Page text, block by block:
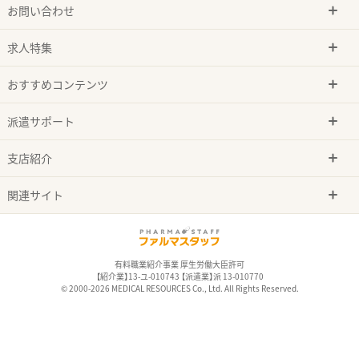
お問い合わせ
求人特集
おすすめコンテンツ
派遣サポート
支店紹介
関連サイト
有料職業紹介事業 厚生労働大臣許可
【紹介業】13-ユ-010743 【派遣業】派 13-010770
© 2000-2026 MEDICAL RESOURCES Co., Ltd. All Rights Reserved.